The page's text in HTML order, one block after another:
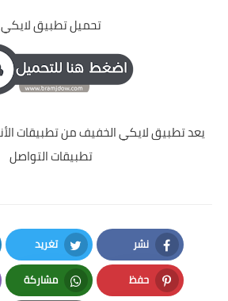
تحميل تطبيق لايكي
يعد تطبيق لايكي الخفيف من تطبيقات
تطبيقات التواصل
نشر
Facebook
تغريد
Twitter
حفظ مشاركة